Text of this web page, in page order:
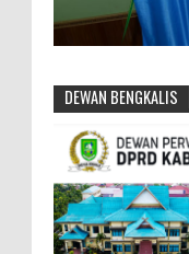
DEWAN BENGKALIS